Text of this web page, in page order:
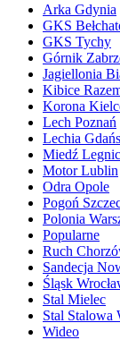
Arka Gdynia
GKS
GKS Tychy
Górnik
Jagiellonia
Kibice
Korona
Lech Poznań
Lechia
Miedź
Motor Lublin
Odra Opole
Pogoń
Polonia
Popularne
Ruch
Sandecja
Śląsk
Stal Mielec
Stal Stalowa
Wideo